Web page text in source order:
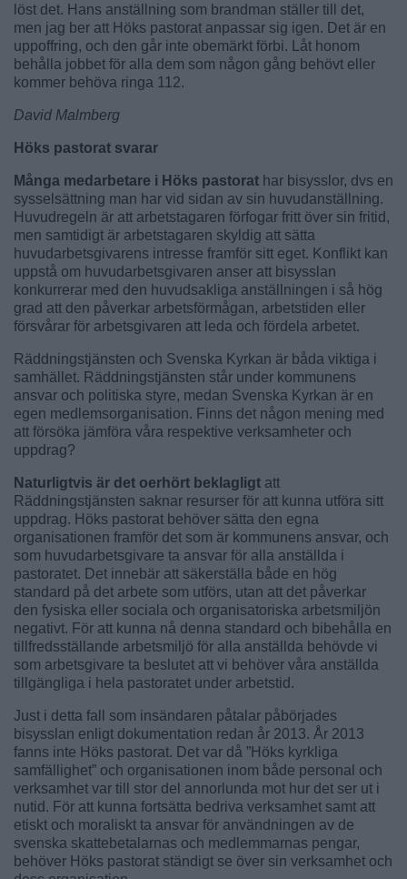
löst det. Hans anställning som brandman ställer till det,
men jag ber att Höks pastorat anpassar sig igen. Det är en
uppoffring, och den går inte obemärkt förbi. Låt honom
behålla jobbet för alla dem som någon gång behövt eller
kommer behöva ringa 112.
David Malmberg
Höks pastorat svarar
Många medarbetare i Höks pastorat har bisysslor, dvs en
sysselsättning man har vid sidan av sin huvudanställning.
Huvudregeln är att arbetstagaren förfogar fritt över sin fritid,
men samtidigt är arbetstagaren skyldig att sätta
huvudarbetsgivarens intresse framför sitt eget. Konflikt kan
uppstå om huvudarbetsgivaren anser att bisysslan
konkurrerar med den huvudsakliga anställningen i så hög
grad att den påverkar arbetsförmågan, arbetstiden eller
försvårar för arbetsgivaren att leda och fördela arbetet.
Räddningstjänsten och Svenska Kyrkan är båda viktiga i
samhället. Räddningstjänsten står under kommunens
ansvar och politiska styre, medan Svenska Kyrkan är en
egen medlemsorganisation. Finns det någon mening med
att försöka jämföra våra respektive verksamheter och
uppdrag?
Naturligtvis är det oerhört beklagligt att
Räddningstjänsten saknar resurser för att kunna utföra sitt
uppdrag. Höks pastorat behöver sätta den egna
organisationen framför det som är kommunens ansvar, och
som huvudarbetsgivare ta ansvar för alla anställda i
pastoratet. Det innebär att säkerställa både en hög
standard på det arbete som utförs, utan att det påverkar
den fysiska eller sociala och organisatoriska arbetsmiljön
negativt. För att kunna nå denna standard och bibehålla en
tillfredsställande arbetsmiljö för alla anställda behövde vi
som arbetsgivare ta beslutet att vi behöver våra anställda
tillgängliga i hela pastoratet under arbetstid.
Just i detta fall som insändaren påtalar påbörjades
bisysslan enligt dokumentation redan år 2013. År 2013
fanns inte Höks pastorat. Det var då ”Höks kyrkliga
samfällighet” och organisationen inom både personal och
verksamhet var till stor del annorlunda mot hur det ser ut i
nutid. För att kunna fortsätta bedriva verksamhet samt att
etiskt och moraliskt ta ansvar för användningen av de
svenska skattebetalarnas och medlemmarnas pengar,
behöver Höks pastorat ständigt se över sin verksamhet och